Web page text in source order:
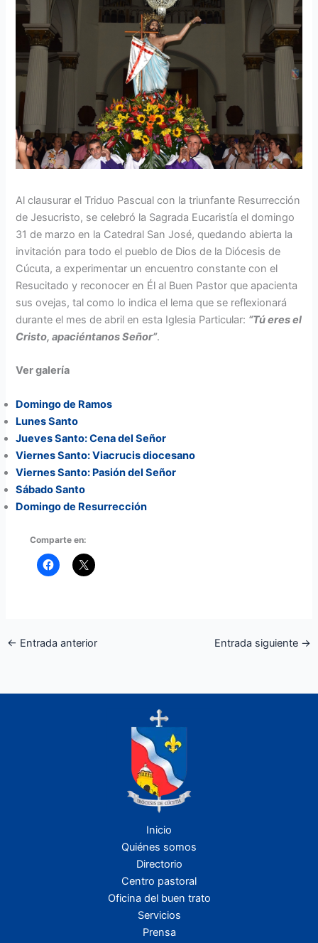
Al clausurar el Triduo Pascual con la triunfante Resurrección
de Jesucristo, se celebró la Sagrada Eucaristía el domingo
31 de marzo en la Catedral San José, quedando abierta la
invitación para todo el pueblo de Dios de la Diócesis de
Cúcuta, a experimentar un encuentro constante con el
Resucitado y reconocer en Él al Buen Pastor que apacienta
sus ovejas, tal como lo indica el lema que se reflexionará
durante el mes de abril en esta Iglesia Particular: “Tú eres el
Cristo, apaciéntanos Señor”.
Ver galería
Domingo de Ramos
Lunes Santo
Jueves Santo: Cena del Señor
Viernes Santo: Viacrucis diocesano
Viernes Santo: Pasión del Señor
Sábado Santo
Domingo de Resurrección
Comparte en:
← Entrada anterior Entrada siguiente →
Inicio
Quiénes somos
Directorio
Centro pastoral
Oficina del buen trato
Servicios
Prensa